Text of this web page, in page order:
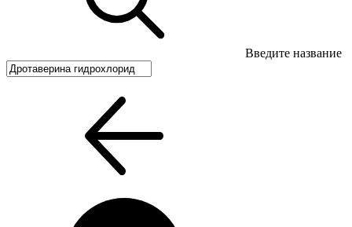
Введите название